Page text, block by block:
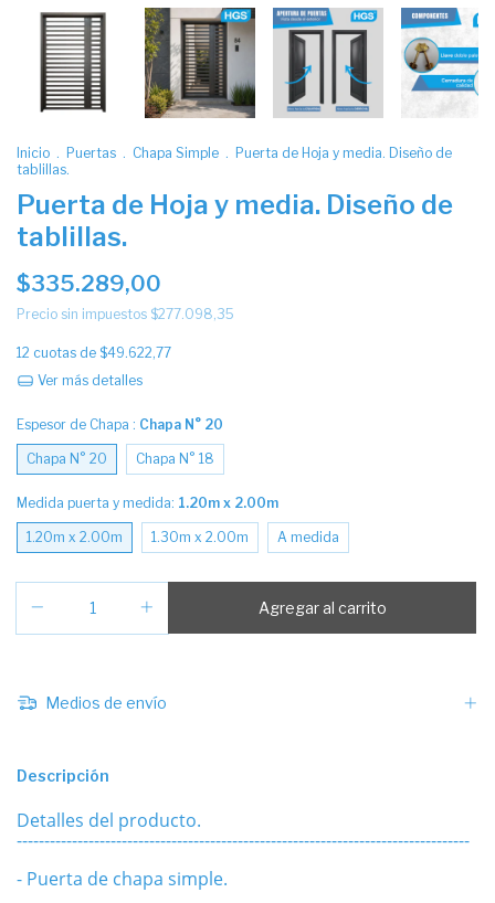
Inicio . Puertas . Chapa Simple . Puerta de Hoja y media. Diseño de
tablillas.
Puerta de Hoja y media. Diseño de
tablillas.
$335.289,00
Precio sin impuestos $277.098,35
12 cuotas de $49.622,77
Ver más detalles
Espesor de Chapa : Chapa N° 20
Chapa N° 20 Chapa N° 18
Medida puerta y medida: 1.20m x 2.00m
1.20m x 2.00m 1.30m x 2.00m A medida
Medios de envío
Descripción
Detalles del producto.
----------------------------------------------------------------------------------
- Puerta de chapa simple.